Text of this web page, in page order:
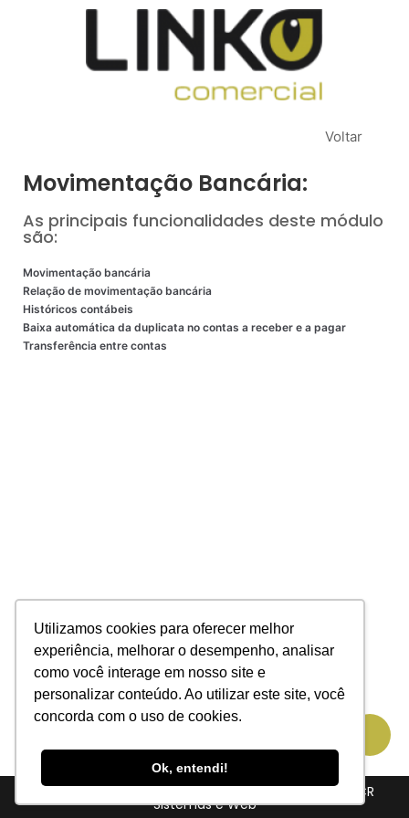
Utilizamos cookies para oferecer melhor
experiência, melhorar o desempenho, analisar
como você interage em nosso site e
personalizar conteúdo. Ao utilizar este site, você
concorda com o uso de cookies.
Ok, entendi!
Voltar
Movimentação Bancária:
As principais funcionalidades deste módulo
são:
Movimentação bancária
Relação de movimentação bancária
Históricos contábeis
Baixa automática da duplicata no contas a receber e a pagar
Transferência entre contas
Copyright © 2024 – Todos os direitos reservados | CR
Sistemas e Web